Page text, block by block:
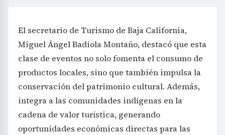
El secretario de Turismo de Baja California,
Miguel Ángel Badiola Montaño, destacó que esta
clase de eventos no solo fomenta el consumo de
productos locales, sino que también impulsa la
conservación del patrimonio cultural. Además,
integra a las comunidades indígenas en la
cadena de valor turística, generando
oportunidades económicas directas para las